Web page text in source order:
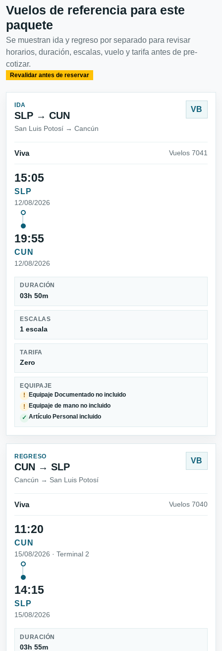
Vuelos de referencia para este
paquete
Se muestran ida y regreso por separado para revisar
horarios, duración, escalas, vuelo y tarifa antes de pre-
cotizar.
Revalidar antes de reservar
IDA
SLP → CUN
San Luis Potosí → Cancún
VB
Viva Vuelos 7041
15:05
SLP
12/08/2026
19:55
CUN
12/08/2026
DURACIÓN
03h 50m
ESCALAS
1 escala
TARIFA
Zero
EQUIPAJE
!
Equipaje Documentado no incluido
! Equipaje de mano no incluido
✓ Artículo Personal incluido
REGRESO
CUN → SLP
Cancún → San Luis Potosí
VB
Viva Vuelos 7040
11:20
CUN
15/08/2026 · Terminal 2
14:15
SLP
15/08/2026
DURACIÓN
03h 55m